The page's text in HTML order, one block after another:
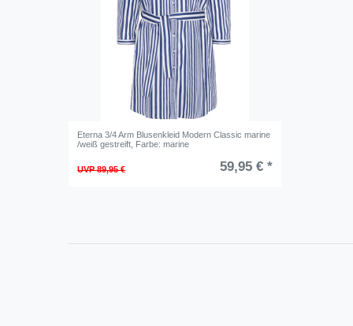
Eterna 3/4 Arm Blusenkleid Modern Classic marine
/weiß gestreift, Farbe: marine
UVP 89,95 € 59,95 € *